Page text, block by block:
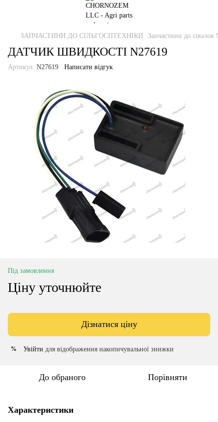
ЗАПЧАСТИНИ ДО СІЛЬГОСПТЕХНІКИ Запчастини до сівалок
ДАТЧИК ШВИДКОСТІ N27619
Артикул: N27619 Написати відгук
Під замовлення
Ціну уточнюйте
Дізнатися ціну
% Увійти для відображення накопичувальної знижки
До обраного Порівняти
Характеристики